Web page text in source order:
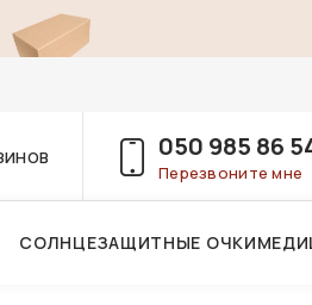
050 985 86
Перезвоните мне
СОЛНЦЕЗАЩИТНЫЕ ОЧКИ